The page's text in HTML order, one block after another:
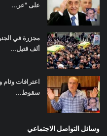
على "عر...
ألف قتيل...
اعترافات
سقوط...
وسائل التواصل الاجتماعي